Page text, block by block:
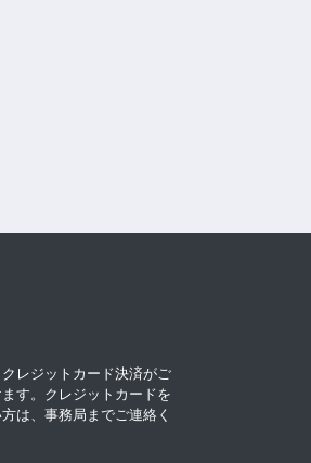
レジットカード決済がご
す。クレジットカードを
は、事務局までご連絡く